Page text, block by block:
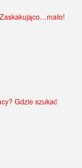
Gdzie szukać